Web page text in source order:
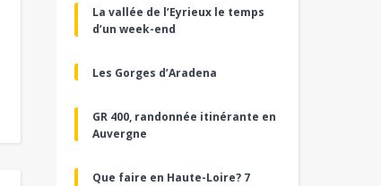
La vallée de l’Eyrieux le temps
d’un week-end
Les Gorges d’Aradena
GR 400, randonnée itinérante en
Auvergne
Que faire en Haute-Loire? 7